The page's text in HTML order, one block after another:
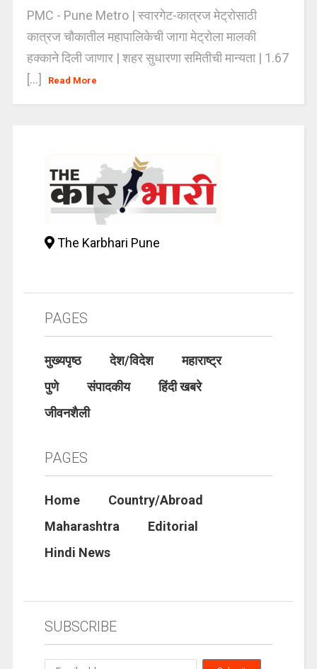
PMC - Pune Metro | स्वारगेट-कात्रज मेट्रोसाठी
कात्रज चौकातील महापालिकेची जागा मेट्रोला मालकी
हक्काने दिली जाणार | शहर सुधारणा समितीची मान्यता | 1.67
[...]
Read More
The Karbhari Pune
PAGES
मुख्यपृष्ठ देश/विदेश
महाराष्ट्र
पुणे
संपादकीय
हिंदी खबरे
जीवनशैली
PAGES
Home
Country/Abroad
Maharashtra
Editorial
Hindi News
SUBSCRIBE